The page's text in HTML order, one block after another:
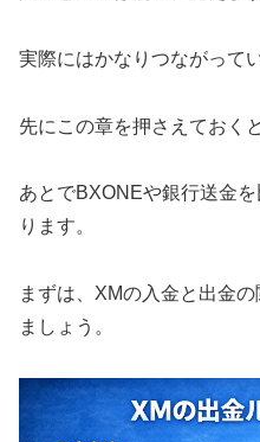
実際にはかなりつながって
先にこの章を押さえておくと
あとでBXONEや銀行送金
ります。
まずは、XMの入金と出金
ましょう。